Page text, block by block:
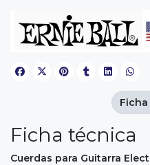
Ficha técnica
Cuerdas para Guitarra